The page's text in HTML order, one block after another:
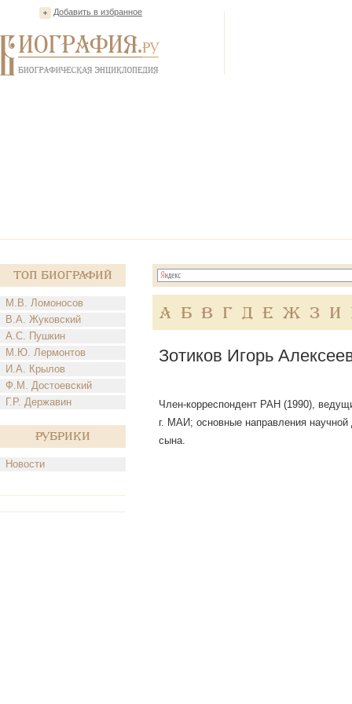
Добавить в избранное
Топ Биографий
М.В. Ломоносов
В.А. Жуковский
А.С. Пушкин
М.Ю. Лермонтов
И.А. Крылов
Ф.М. Достоевский
Г.Р. Державин
Рубрики
Новости
А Б В Г Д Е Ж З И
Зотиков Игорь
Член-корреспондент РАН (1990),
г. МАИ; основные направления научной
сына.